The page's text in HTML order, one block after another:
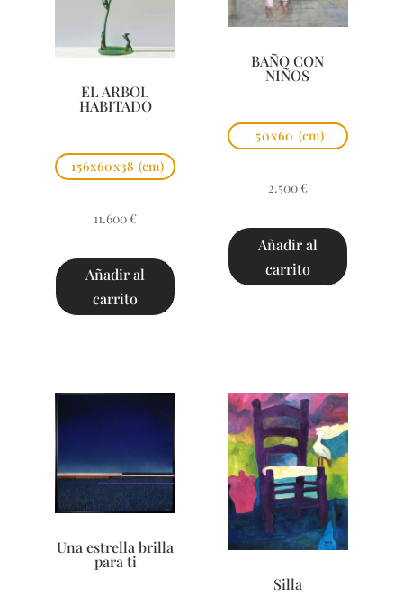
EL ARBOL
HABITADO
156x60x38 (cm)
11.600 €
Añadir al
carrito
BAÑO CON
NIÑOS
50x60 (cm)
2.500 €
Añadir al
carrito
Una estrella brilla
para ti
Silla